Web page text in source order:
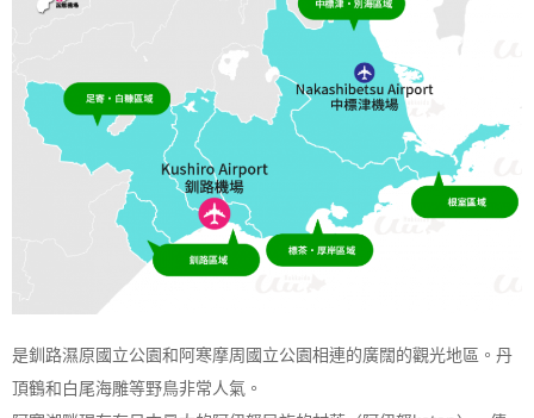
是釧路濕原國立公園和阿寒摩周國立公園相連的廣闊的觀光地區。丹
頂鶴和白尾海雕等野鳥非常人氣。